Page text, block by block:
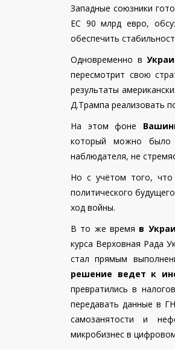
Западные союзники
ЕС 90 млрд евро,
обеспечить
Одновременно в
пересмотрит свою
результаты
Д.Трампа реализовать
На этом фоне
который можно было
наблюдателя, не
Но с учётом того, что
политического
ход войны.
В то же время в
курса Верховная Рада
стал прямым
решение ведет к
превратились в
передавать данные в
самозанятости и
микробизнес в